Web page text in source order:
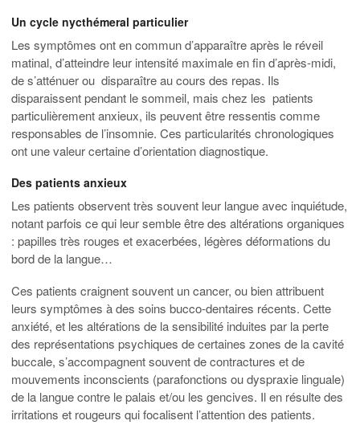
Un cycle nycthémeral particulier
Les symptômes ont en commun d’apparaître après le réveil
matinal, d’atteindre leur intensité maximale en fin d’après-midi,
de s’atténuer ou disparaître au cours des repas. Ils
disparaissent pendant le sommeil, mais chez les patients
particulièrement anxieux, ils peuvent être ressentis comme
responsables de l’insomnie. Ces particularités chronologiques
ont une valeur certaine d’orientation diagnostique.
Des patients anxieux
Les patients observent très souvent leur langue avec inquiétude,
notant parfois ce qui leur semble être des altérations organiques
: papilles très rouges et exacerbées, légères déformations du
bord de la langue…
Ces patients craignent souvent un cancer, ou bien attribuent
leurs symptômes à des soins bucco-dentaires récents. Cette
anxiété, et les altérations de la sensibilité induites par la perte
des représentations psychiques de certaines zones de la cavité
buccale, s’accompagnent souvent de contractures et de
mouvements inconscients (parafonctions ou dyspraxie linguale)
de la langue contre le palais et/ou les gencives. Il en résulte des
irritations et rougeurs qui focalisent l’attention des patients.